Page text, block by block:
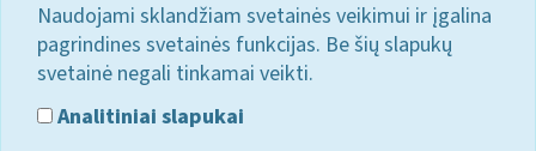
Naudojami sklandžiam svetainės veikimui ir įgalina
pagrindines svetainės funkcijas. Be šių slapukų
svetainė negali tinkamai veikti.
Analitiniai slapukai